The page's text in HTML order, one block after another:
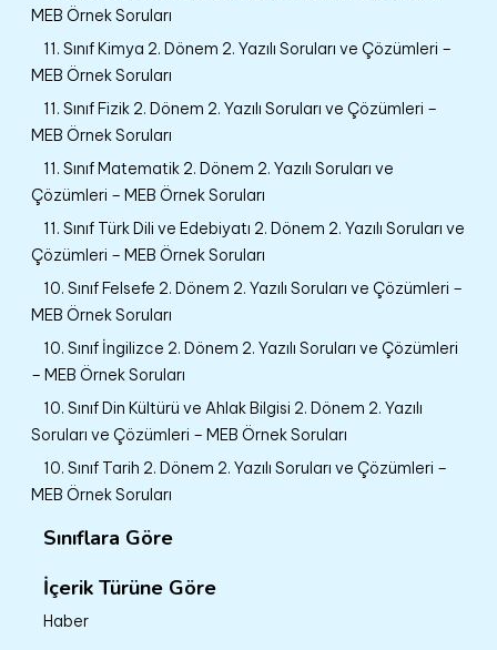
MEB Örnek Soruları
11. Sınıf Kimya 2. Dönem 2. Yazılı Soruları ve Çözümleri –
MEB Örnek Soruları
11. Sınıf Fizik 2. Dönem 2. Yazılı Soruları ve Çözümleri –
MEB Örnek Soruları
11. Sınıf Matematik 2. Dönem 2. Yazılı Soruları ve
Çözümleri – MEB Örnek Soruları
11. Sınıf Türk Dili ve Edebiyatı 2. Dönem 2. Yazılı Soruları ve
Çözümleri – MEB Örnek Soruları
10. Sınıf Felsefe 2. Dönem 2. Yazılı Soruları ve Çözümleri –
MEB Örnek Soruları
10. Sınıf İngilizce 2. Dönem 2. Yazılı Soruları ve Çözümleri
– MEB Örnek Soruları
10. Sınıf Din Kültürü ve Ahlak Bilgisi 2. Dönem 2. Yazılı
Soruları ve Çözümleri – MEB Örnek Soruları
10. Sınıf Tarih 2. Dönem 2. Yazılı Soruları ve Çözümleri –
MEB Örnek Soruları
Sınıflara Göre
İçerik Türüne Göre
Haber